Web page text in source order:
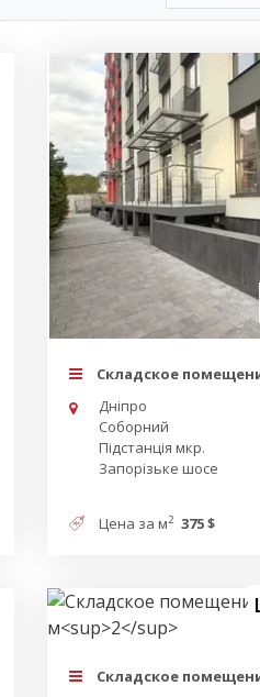
Складское
Дніпро
Соборний
Підстанція мкр.
Запорізьке шосе
Цена за м2 375 $
Складское